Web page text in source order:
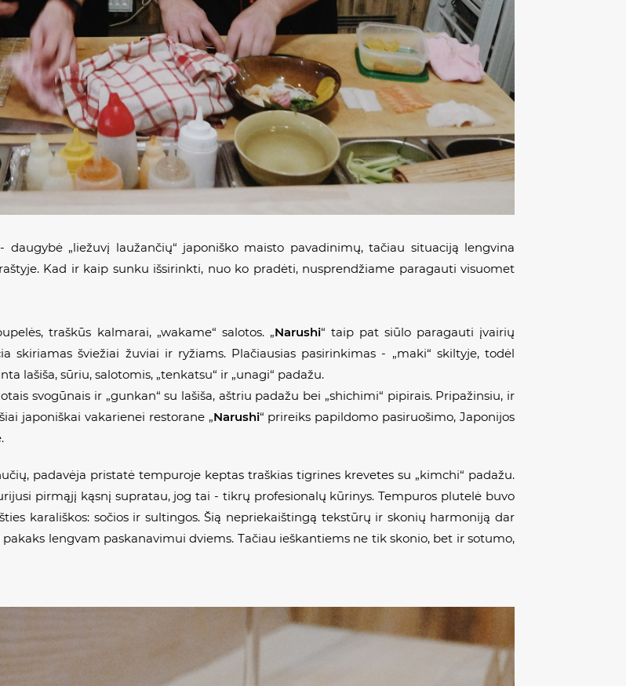
„liežuvį laužančių“ japoniško maisto pavadinimų, tačiau situaciją lengvina
Kad ir kaip sunku išsirinkti, nuo ko pradėti, nusprendžiame paragauti visuomet
traškūs kalmarai, „wakame“ salotos. „Narushi“ taip pat siūlo paragauti įvairių
skiriamas šviežiai žuviai ir ryžiams. Plačiausias pasirinkimas - „maki“ skiltyje, todėl
lašiša, sūriu, salotomis, „tenkatsu“ ir „unagi“ padažu.
svogūnais ir „gunkan“ su lašiša, aštriu padažu bei „shichimi“ pipirais. Pripažinsiu, ir
japoniškai vakarienei restorane „Narushi“ prireiks papildomo pasiruošimo, Japonijos
padavėja pristatė tempuroje keptas traškias tigrines krevetes su „kimchi“ padažu.
pirmąjį kąsnį supratau, jog tai - tikrų profesionalų kūrinys. Tempuros plutelė buvo
karališkos: sočios ir sultingos. Šią nepriekaištingą tekstūrų ir skonių harmoniją dar
lengvam paskanavimui dviems. Tačiau ieškantiems ne tik skonio, bet ir sotumo,